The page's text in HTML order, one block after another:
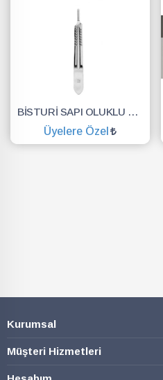
BİSTURİ SAPI OLUKLU NO.3
Üyelere Özel
Kurumsal
Müşteri Hizmetleri